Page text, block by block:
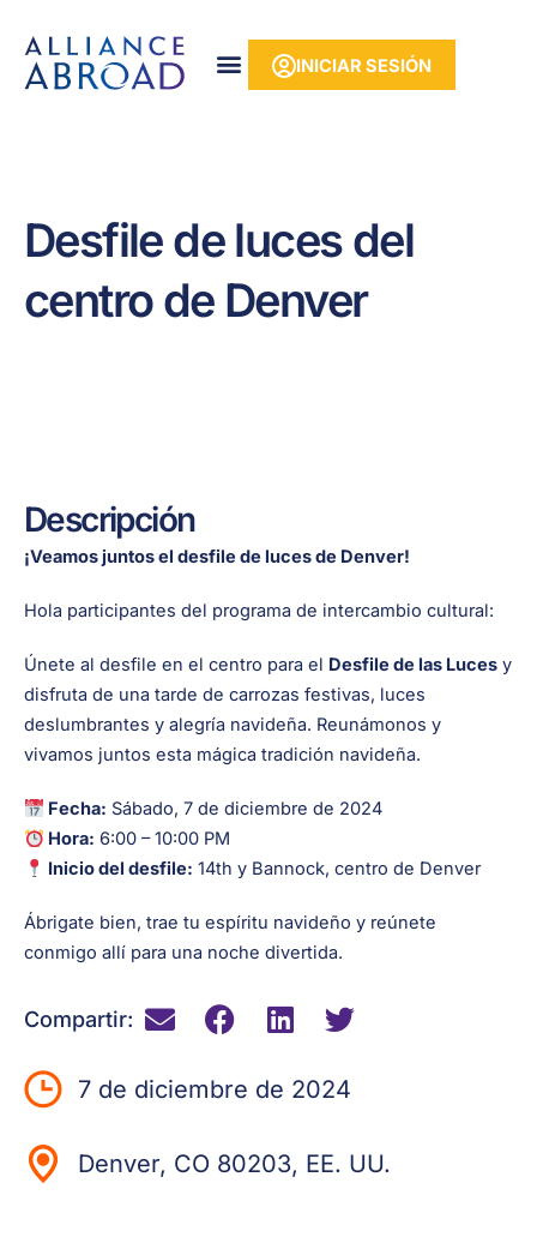
contenido
INICIAR SESIÓN
Desfile de luces del
centro de Denver
Descripción
¡Veamos juntos el desfile de luces de Denver!
Hola participantes del programa de intercambio cultural:
Únete al desfile en el centro para el Desfile de las Luces y
disfruta de una tarde de carrozas festivas, luces
deslumbrantes y alegría navideña. Reunámonos y
vivamos juntos esta mágica tradición navideña.
Fecha: Sábado, 7 de diciembre de 2024
Hora: 6:00 – 10:00 PM
Inicio del desfile: 14th y Bannock, centro de Denver
Ábrigate bien, trae tu espíritu navideño y reúnete
conmigo allí para una noche divertida.
Compartir:
7 de diciembre de 2024
Denver, CO 80203, EE. UU.